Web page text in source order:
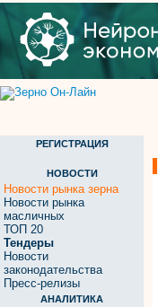
РЕГИСТРАЦИЯ
НОВОСТИ
Новости рынка зерна
Новости рынка
масличных
ТОП 20
Тендеры
Новости
законодательства
Пресс-релизы
АНАЛИТИКА